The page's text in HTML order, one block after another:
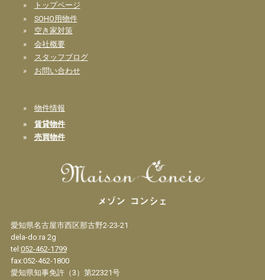
»
トップページ
» SOHO用物件
» 空き家対策
» 会社概要
» スタッフブログ
» お問い合わせ
» 物件情報
» 賃貸物件
» 売買物件
愛知県名古屋市西区那古野2-23-21
dela-do:ra 2g
tel:052-462-1799
fax:052-462-1800
愛知県知事免許（3）第22321号